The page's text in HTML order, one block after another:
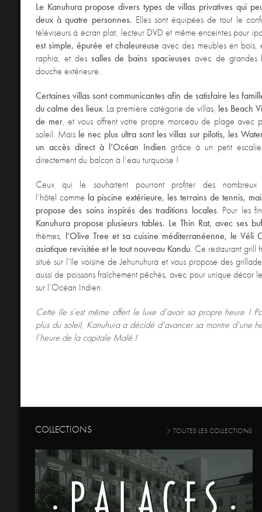
Le Kanuhura propose divers types de villas privatives qui
deux à quatre personnes. Elles sont équipées de tout le
téléviseurs à écran plat, lecteur DVD et même enceintes pour
est simple, épurée et chaleureuse avec des meubles en
raphia, et des salles de bains spacieuses avec de grandes
douche extérieure.
Certaines villas sont communicantes afin de satisfaire les
du calme des lieux. La première catégorie de villas, les Beach
de mer, et vous offrent votre propre morceau de plage avec
soleil. Mais le nec plus ultra sont les villas sur pilotis, les
un accès direct à l’Océan Indien grâce à un petit
directement du balcon à l’eau turquoise !
Ceux qui le souhaitent pourront profiter des nombreux
l’hôtel comme la piscine extérieure, les terrains de tennis,
propose des soins inspirés des traditions locales. Pour les
Kanuhura propose plusieurs tables. Le Thin Rat, avec ses
thèmes, l’Olive Tree et sa cuisine méditerranéenne, le Véli
asiatique revisitée et le tout nouveau Kandu. Ce restaurant grill
situé sur l’île voisine de Jehunuhura et vous propose des
aussi de poissons fraîchement pêchés, avec pour unique décor
sur l’Océan Indien.
Cette île s’est même offert le luxe d’avoir sa propre heure !
plus du soleil, Kanuhura a décidé d’avancer sa montre d’une
l’heure de la capitale Malé !
COLLECTIONS TOUTES LES COLLECTIONS